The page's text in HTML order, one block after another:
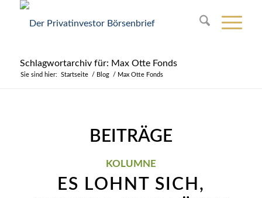
Schlagwortarchiv für: Max Otte Fonds
Sie sind hier: Startseite / Blog / Max Otte Fonds
BEITRÄGE
KOLUMNE
ES LOHNT SICH,